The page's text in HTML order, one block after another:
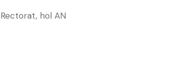
hol AN